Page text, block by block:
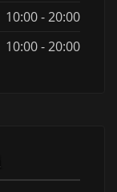
10:00 - 20:00
10:00 - 20:00